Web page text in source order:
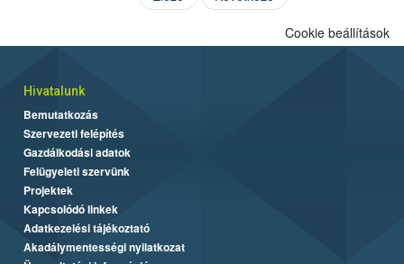
Cookie beállítások
Hivatalunk
Bemutatkozás
Szervezeti felépítés
Gazdálkodási adatok
Felügyeleti szervünk
Projektek
Kapcsolódó linkek
Adatkezelési tájékoztató
Akadálymentességi nyilatkozat